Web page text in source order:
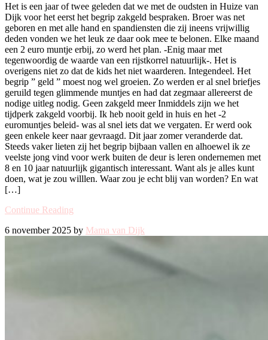
Het is een jaar of twee geleden dat we met de oudsten in Huize van
Dijk voor het eerst het begrip zakgeld bespraken. Broer was net
geboren en met alle hand en spandiensten die zij ineens vrijwillig
deden vonden we het leuk ze daar ook mee te belonen. Elke maand
een 2 euro muntje erbij, zo werd het plan. -Enig maar met
tegenwoordig de waarde van een rijstkorrel natuurlijk-. Het is
overigens niet zo dat de kids het niet waarderen. Integendeel. Het
begrip ” geld ” moest nog wel groeien. Zo werden er al snel briefjes
geruild tegen glimmende muntjes en had dat zegmaar allereerst de
nodige uitleg nodig. Geen zakgeld meer Inmiddels zijn we het
tijdperk zakgeld voorbij. Ik heb nooit geld in huis en het -2
euromuntjes beleid- was al snel iets dat we vergaten. Er werd ook
geen enkele keer naar gevraagd. Dit jaar zomer veranderde dat.
Steeds vaker lieten zij het begrip bijbaan vallen en alhoewel ik ze
veelste jong vind voor werk buiten de deur is leren ondernemen met
8 en 10 jaar natuurlijk gigantisch interessant. Want als je alles kunt
doen, wat je zou willlen. Waar zou je echt blij van worden? En wat
[…]
Continue Reading
6 november 2025 by Mama van Dijk